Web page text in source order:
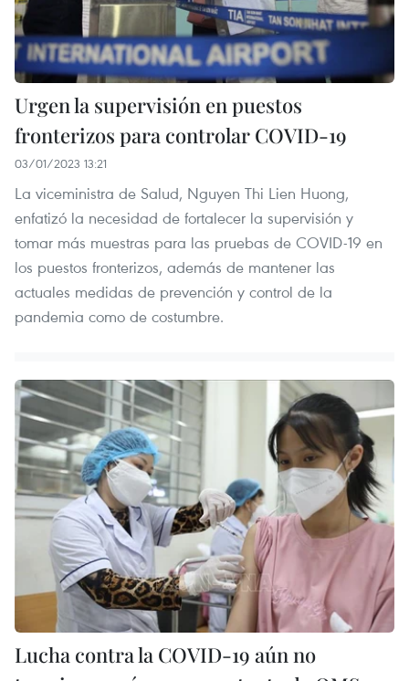
Urgen la supervisión en puestos
fronterizos para controlar COVID-19
03/01/2023 13:21
La viceministra de Salud, Nguyen Thi Lien Huong,
enfatizó la necesidad de fortalecer la supervisión y
tomar más muestras para las pruebas de COVID-19 en
los puestos fronterizos, además de mantener las
actuales medidas de prevención y control de la
pandemia como de costumbre.
Lucha contra la COVID-19 aún no